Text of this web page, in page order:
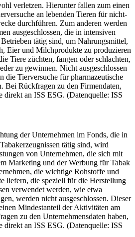
verletzen. Hierunter fallen zum einen
an lebenden Tieren für nicht-
durchführen. Zum anderen werden
ausgeschlossen, die in intensiven
tätig sind, um Nahrungsmittel,
Eier und Milchprodukte zu produzieren
Tiere züchten, fangen oder schlachten,
zu gewinnen. Nicht ausgeschlossen
die Tierversuche für pharmazeutische
Bei Rückfragen zu den Firmendaten,
direkt an ISS ESG. (Datenquelle: ISS
der Unternehmen im Fonds, die in
tätig sind, wird
von Unternehmen, die sich mit
Marketing und der Werbung für Tabak
die wichtige Rohstoffe und
liefern, die speziell für die Herstellung
verwendet werden, wie etwa
werden nicht ausgeschlossen. Dieser
Mindestanteil der Aktivitäten am
zu den Unternehmensdaten haben,
direkt an ISS ESG. (Datenquelle: ISS